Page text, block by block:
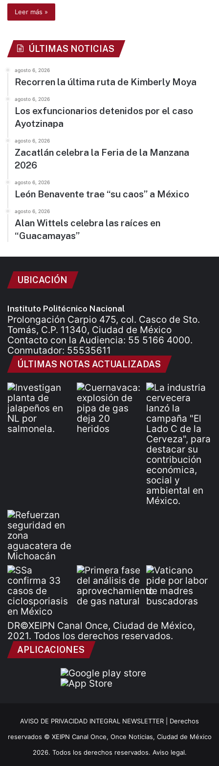
Leer más »
ÚLTIMAS NOTICIAS
agosto 6, 2026
Recorren la última ruta de Kimberly Moya
agosto 6, 2026
Los exfuncionarios detenidos por el caso
Ayotzinapa
agosto 6, 2026
Zacatlán celebra la Feria de la Manzana
2026
agosto 6, 2026
León Benavente trae “su caos” a México
agosto 6, 2026
Alan Wittels celebra las raíces en
“Guacamayas”
UBICACIÓN
Instituto Politécnico Nacional
Prolongación Carpio 475, col. Casco de Sto.
Tomás, C.P. 11340, Ciudad de México
Contacto con la Audiencia: 55 5166 4000.
Conmutador: 55535611
ÚLTIMAS NOTAS ACTUALIZADAS
DR©XEIPN Canal Once, Ciudad de México,
2021. Todos los derechos reservados.
APLICACIONES
AVISO DE PRIVACIDAD INTEGRAL NEWSLETTER | Derechos
reservados © XEIPN Canal Once, Once Noticias, Ciudad de México
2026. Todos los derechos reservados. Aviso legal.